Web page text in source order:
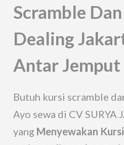
Scramble
Dealing
Antar Jemput
Butuh kursi scramble
Ayo sewa di CV SURYA
yang Menyewakan